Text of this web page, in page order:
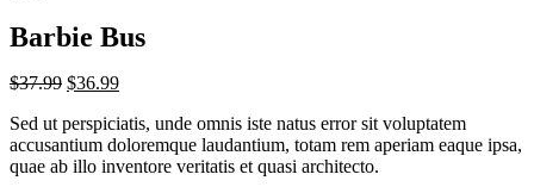
Barbie Bus
$37.99 $36.99
Sed ut perspiciatis, unde omnis iste natus error sit voluptatem
accusantium doloremque laudantium, totam rem aperiam eaque ipsa,
quae ab illo inventore veritatis et quasi architecto.